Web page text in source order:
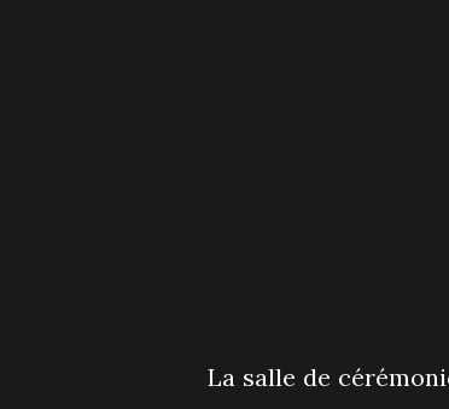
La salle de